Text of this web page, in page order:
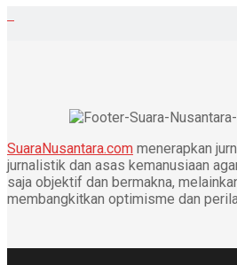
SuaraNusantara.com menerapkan
jurnalistik dan asas kemanusiaan
saja objektif dan bermakna,
membangkitkan optimisme dan